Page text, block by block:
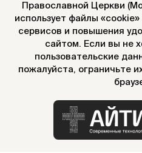
Православной Церкви
использует файлы
сервисов и повышения
сайтом. Если вы не
пользовательские
пожалуйста, ограничьте